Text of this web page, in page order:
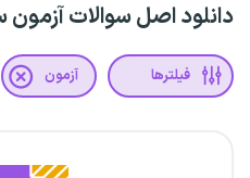
دانلود اصل سوالات
فیلترها آزمون